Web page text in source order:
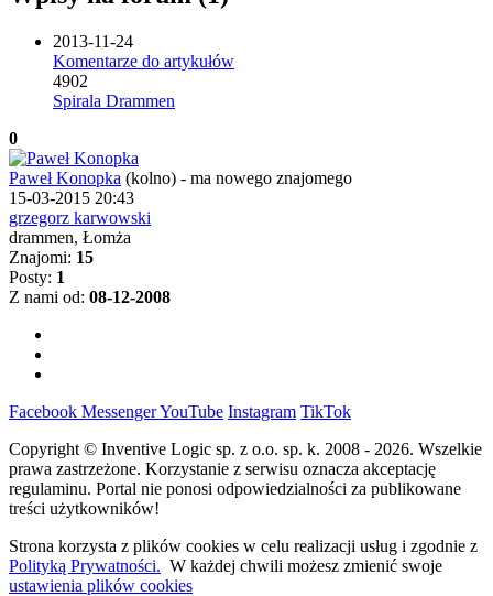
2013-11-24
Komentarze do artykułów
4902
Spirala Drammen
0
Paweł Konopka (kolno) - ma nowego znajomego
15-03-2015 20:43
grzegorz karwowski
drammen, Łomża
Znajomi: 15
Posty: 1
Z nami od: 08-12-2008
Facebook MessengerYouTube Instagram TikTok
Copyright © Inventive Logic sp. z o.o. sp. k. 2008 - 2026. Wszelkie
prawa zastrzeżone. Korzystanie z serwisu oznacza akceptację
regulaminu. Portal nie ponosi odpowiedzialności za publikowane
treści użytkowników!
Strona korzysta z plików cookies w celu realizacji usług i zgodnie z
Polityką Prywatności. W każdej chwili możesz zmienić swoje
ustawienia plików cookies